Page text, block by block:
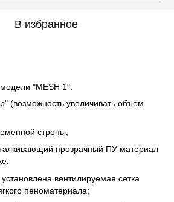
В избранное
"MESH 1":
(возможность увеличивать объём
стропы;
прозрачный ПУ материал
вентилируемая сетка
пеноматериала;